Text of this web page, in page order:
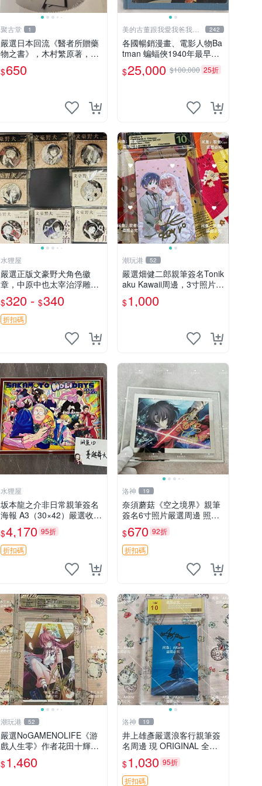
聚古堂 1
嚴選日本回流《醫者所贈藥
物之書》，木村繁原著，詳
述藥物相互作用 薬物 相互
作用 医療
$650
美的古董跟我愛我爸我恨
壞人
242
各國暢銷漫畫、電影人物Ba
tman 蝙蝠俠1940年最早的
創作者，這本書是Batman a
nd me 是Bob Kane 1990年
$25,000 $100,000 25折
水狸屋
嚴選正版文豪野犬角色徽
章，中原中也太宰治浮雕設
計，58mm馬口鐵質吧唧徽
章，有原袋可對光確認。國
谷正品保障，適合收藏。 中
原中也 浮雕徽章 文豪野犬
$320 - $340
折扣碼
潮玩港 52
嚴選畑健二郎親筆簽名Tonik
aku Kawaii周邊，3寸照片含
原裝卡匣。收藏家直供，保
真可靠。 Tonikaku Kawaii
$1,000
水狸屋
坂本龍之介非日常親筆簽名
海報 A3（30×42）嚴選收藏
真實面簽國外珍藏 親筆簽名
版非日常收藏海報 坂本龍之
介 A3 規格 30x42
$4,170 95折
折扣碼
洛神 19
奈須蘑菇《空之境界》親筆
簽名6寸照片嚴選周邊 照片
含框 保證真品 溫馨收藏 空
之境界 奈須蘑菇 簽名照
$670 92折
折扣碼
潮玩港 52
嚴選NoGAMENOLIFE《游
戲人生零》作者花田十輝親
筆簽名照片，3英寸真品收
藏。簽名經典角色周邊推薦
$1,460
洛神 19
井上雄彥嚴選浪客行親筆簽
名周邊 現 ORIGINAL 全新
收藏相框附卡磚 尺寸適中
浪客行 筆 記念照
$1,030 95折
折扣碼